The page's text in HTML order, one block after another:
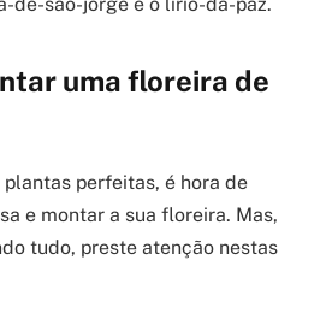
de-são-jorge e o lírio-da-paz.
uma floreira de
perfeitas, é hora de
e montar a sua floreira. Mas,
tudo, preste atenção nestas